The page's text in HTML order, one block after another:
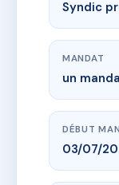
Syndic
MANDAT
un
DÉBUT
03/07/